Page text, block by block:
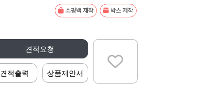
쇼핑백 제작 박스 제작
견적요청
견적출력 상품제안서